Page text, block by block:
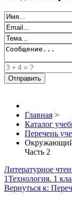
Главная >
Каталог
Перечень
Окружающий
Часть 2
Литературное
1Технология. 1
Вернуться к: